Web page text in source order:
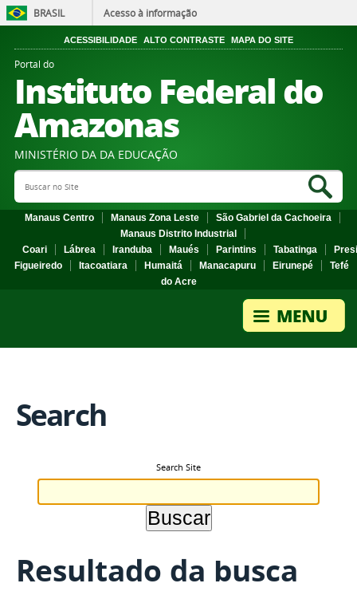
BRASIL Acesso à informação
ACESSIBILIDADE ALTO CONTRASTE MAPA DO SITE
Portal do
Instituto Federal do
Amazonas
MINISTÉRIO DA DA EDUCAÇÃO
Search Site
Manaus Centro Manaus Zona Leste
São Gabriel da Cachoeira
Manaus Distrito Industrial
Coari
Lábrea Iranduba Maués Parintins Tabatinga
Figueiredo
Itacoatiara Humaitá Manacapuru Eirunepé
Tefé
do Acre
Search
Search Site
Resultado da busca